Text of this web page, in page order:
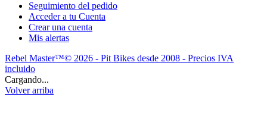
Seguimiento del pedido
Acceder a tu Cuenta
Crear una cuenta
Mis alertas
Rebel Master™© 2026 - Pit Bikes desde 2008 - Precios IVA
incluido
Cargando...
Volver arriba